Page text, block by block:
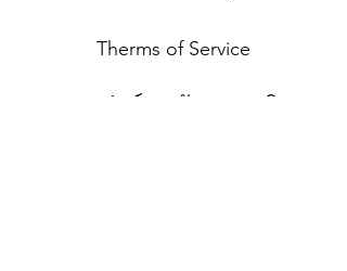
แบบฟอร์มสมัครสมาชิก
Therms of Service